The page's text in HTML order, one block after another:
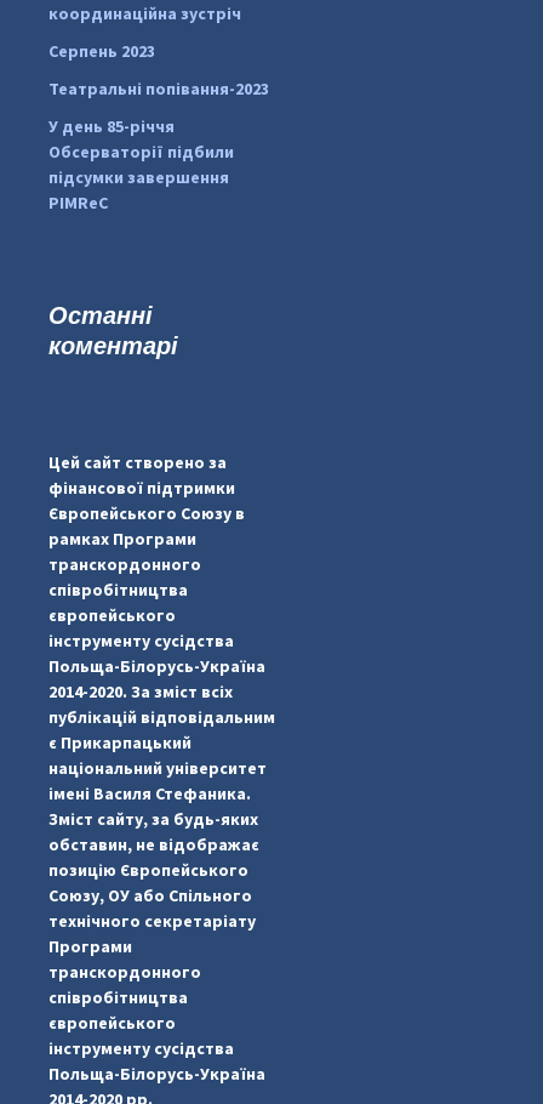
#PipIvanToday
координаційна зустріч
Серпень 2023
Театральні попівання-2023
У день 85-річчя
Обсерваторії підбили
підсумки завершення
PIMReC
Останні
коментарі
Цей сайт створено за
фінансової підтримки
Європейського Союзу в
рамках Програми
транскордонного
співробітництва
європейського
інструменту сусідства
Польща-Білорусь-Україна
2014-2020. За зміст всіх
публікацій відповідальним
є Прикарпацький
національний університет
імені Василя Стефаника.
Зміст сайту, за будь-яких
обставин, не відображає
позицію Європейського
Союзу, ОУ або Спільного
технічного секретаріату
Програми
транскордонного
співробітництва
європейського
інструменту сусідства
Польща-Білорусь-Україна
2014-2020 рр.